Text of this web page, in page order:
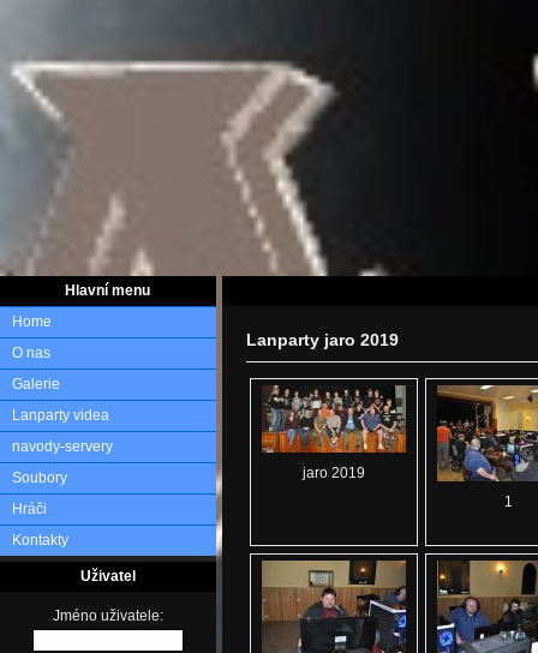
Hlavní menu
Home
O nas
Galerie
Lanparty videa
navody-servery
Soubory
Hráči
Kontakty
Uživatel
Jméno uživatele:
Lanparty jaro 2019
jaro 2019
1